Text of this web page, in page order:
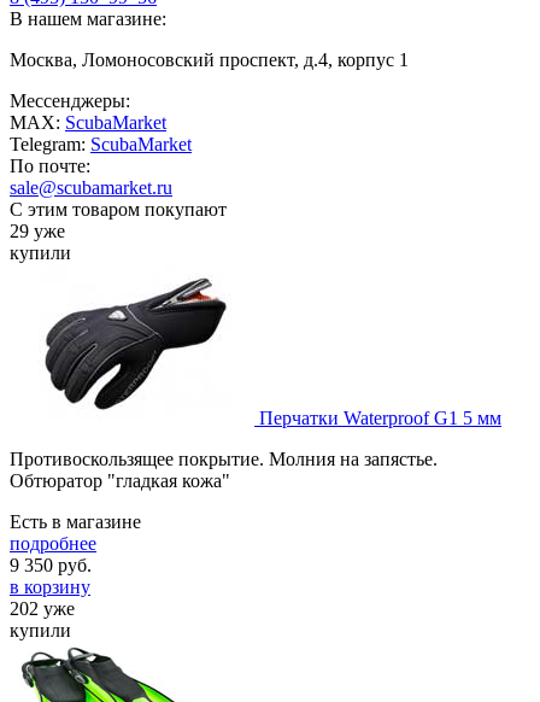
В нашем магазине:
Москва, Ломоносовский проспект, д.4, корпус 1
Мессенджеры:
MAX: ScubaMarket
Telegram: ScubaMarket
По почте:
sale@scubamarket.ru
С этим товаром покупают
29 уже
купили
Перчатки Waterproof G1 5 мм
Противоскользящее покрытие. Молния на запястье.
Обтюратор "гладкая кожа"
Есть в магазине
подробнее
9 350 руб.
в корзину
202 уже
купили